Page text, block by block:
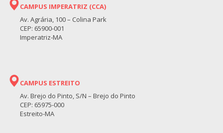
CAMPUS IMPERATRIZ (CCA)
Av. Agrária, 100 – Colina Park
CEP: 65900-001
Imperatriz-MA
CAMPUS ESTREITO
Av. Brejo do Pinto, S/N – Brejo do Pinto
CEP: 65975-000
Estreito-MA